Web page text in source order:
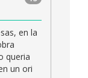
en la
queria
un ori